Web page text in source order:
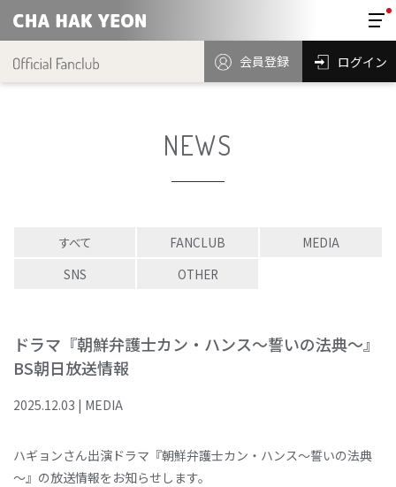
会員登録 ログイン
NEWS
すべて FANCLUB
MEDIA
SNS
OTHER
ドラマ『朝鮮弁護士カン・ハンス～誓いの法典～』
BS朝日放送情報
2025.12.03 | MEDIA
ハギョンさん出演ドラマ『朝鮮弁護士カン・ハンス～誓いの法典
～』の放送情報をお知らせします。